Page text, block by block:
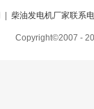
柴油发电机厂家联系
Copyright©2007 -